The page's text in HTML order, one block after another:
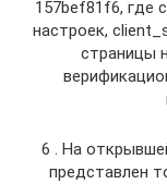
157bef81f6, где
настроек,
страницы
6 . На
представлен